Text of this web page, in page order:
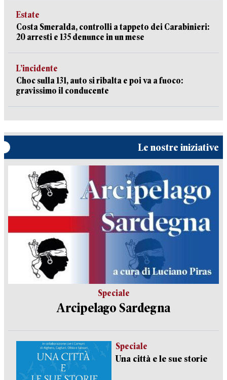
Estate
Costa Smeralda, controlli a tappeto dei Carabinieri:
20 arresti e 135 denunce in un mese
L’incidente
Choc sulla 131, auto si ribalta e poi va a fuoco:
gravissimo il conducente
Le nostre iniziative
Speciale
Arcipelago Sardegna
Speciale
Una città e le sue storie